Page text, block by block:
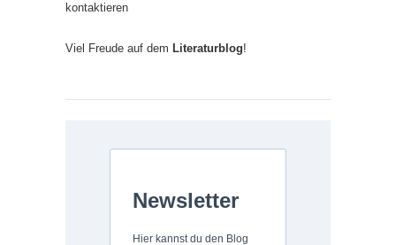
kontaktieren
Viel Freude auf dem Literaturblog!
Newsletter
Hier kannst du den Blog